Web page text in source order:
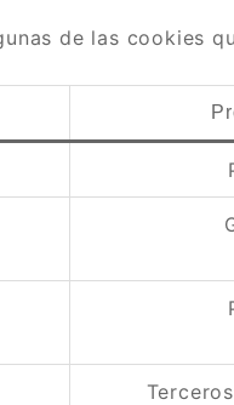
de las cookies